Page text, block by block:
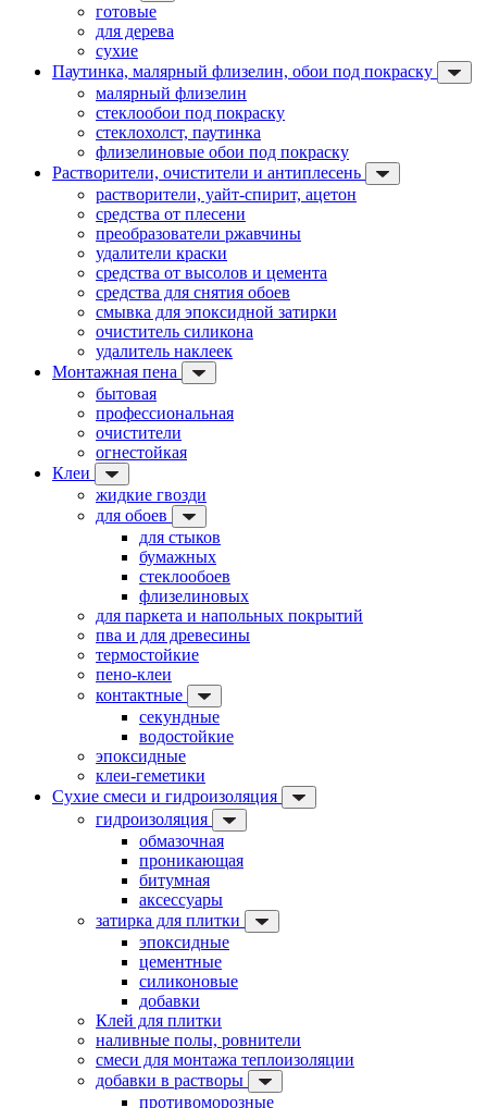
готовые
для дерева
сухие
Паутинка, малярный флизелин, обои под покраску
малярный флизелин
стеклообои под покраску
стеклохолст, паутинка
флизелиновые обои под покраску
Растворители, очистители и антиплесень
растворители, уайт-спирит, ацетон
средства от плесени
преобразователи ржавчины
удалители краски
средства от высолов и цемента
средства для снятия обоев
смывка для эпоксидной затирки
очиститель силикона
удалитель наклеек
Монтажная пена
бытовая
профессиональная
очистители
огнестойкая
Клеи
жидкие гвозди
для обоев
для стыков
бумажных
стеклообоев
флизелиновых
для паркета и напольных покрытий
пва и для древесины
термостойкие
пено-клеи
контактные
секундные
водостойкие
эпоксидные
клеи-геметики
Сухие смеси и гидроизоляция
гидроизоляция
обмазочная
проникающая
битумная
аксессуары
затирка для плитки
эпоксидные
цементные
силиконовые
добавки
Клей для плитки
наливные полы, ровнители
смеси для монтажа теплоизоляции
добавки в растворы
противоморозные